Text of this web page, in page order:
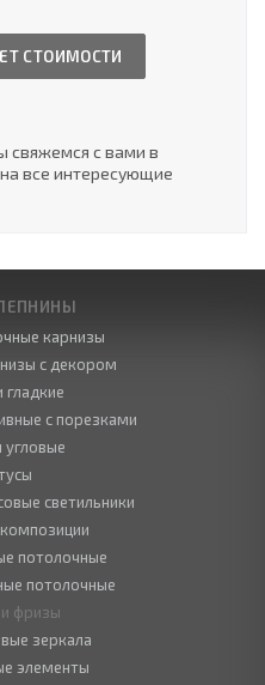
СТОИМОСТИ
свяжемся с вами в
все интересующие
карнизы
с декором
с порезками
светильники
потолочные
потолочные
фризы
зеркала
элементы